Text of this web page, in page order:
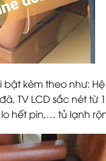
bật kèm theo như:
TV LCD sắc nét từ
hết pin,… tủ lạnh